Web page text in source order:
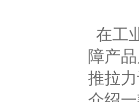
在工
障产
推拉